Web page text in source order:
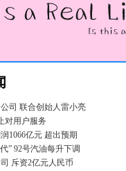
司 联合创始人雷小亮
对用户服务
1066亿元 超出预期
” 92号汽油每升下调
斥资2亿元人民币